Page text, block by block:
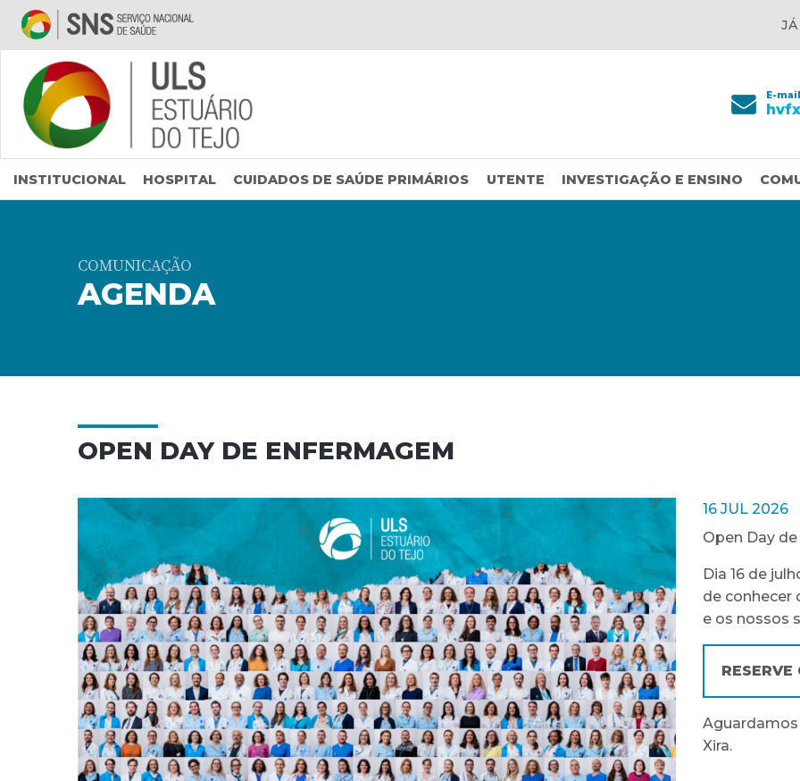
Saltar para conteúdo principal
JÁ
E-mail
INSTITUCIONAL HOSPITAL CUIDADOS DE SAÚDE PRIMÁRIOS UTENTE INVESTIGAÇÃO E ENSINO
COMUNICAÇÃO
AGENDA
OPEN DAY DE ENFERMAGEM
16 JUL 2026
Open Day
Dia 16 de
de conhecer
e os nossos
RESERVE
Aguardamos
Xira.